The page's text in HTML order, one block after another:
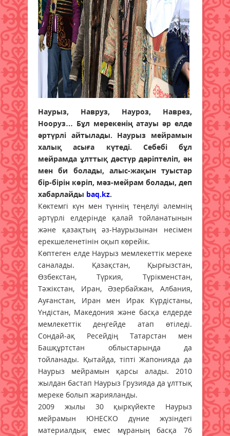
Haypыз, Haвруз, Haypoз, Haвpeз,
Hoopyз… Бұл мерекенің атауы әр елде
әртүрлі айтылады. Наурыз мейрамын
халық асыға күтеді. Себебі бұл
мейрамда ұлттық дәстүр дәріптеліп, ән
мен би болады, алыс-жақын туыстар
бір-бірін көріп, мәз-мейрам болады, деп
хабарлайды baq.kz.
Көктемгі күн мен түннің теңелуі әлемнің
әртүрлі елдерінде қалай тойланатынын
және қазақтың әз-Наурызынан несімен
ерекшеленетінін оқып көрейік.
Көптеген елде Наурыз мемлекеттік мереке
саналады. Қазақстан, Қырғызстан,
Өзбекстан, Түркия, Түрікменстан,
Тәжікстан, Иран, Әзербайжан, Албания,
Ауғанстан, Иран мен Ирак Күрдістаны,
Үндістан, Македония және басқа елдерде
мемлекеттік деңгейде атап өтіледі.
Сондай-ақ Ресейдің Татарстан мен
Башқұртстан облыстарында да
тойланады. Қытайда, тіпті Жапонияда да
Наурыз мейрамын қарсы алады. 2010
жылдан бастап Наурыз Грузияда да ұлттық
мереке болып жарияланды.
2009 жылы 30 қыркүйекте Наурыз
мейрамын ЮНЕСКО дүние жүзіндегі
материалдық емес мұраның басқа 76